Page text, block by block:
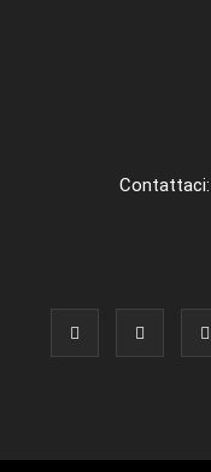
Contattaci: